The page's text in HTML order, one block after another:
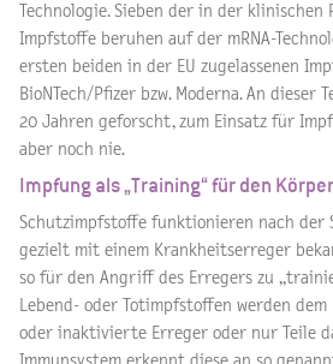
Technologie. Sieben der in der klinischen
Impfstoffe beruhen auf der mRNA-
ersten beiden in der EU zugelassenen
BioNTech/Pfizer bzw. Moderna. An dieser
20 Jahren geforscht, zum Einsatz für
aber noch nie.
Impfung als „Training“ für den Körper
Schutzimpfstoffe funktionieren nach der
gezielt mit einem Krankheitserreger
so für den Angriff des Erregers zu
Lebend- oder Totimpfstoffen werden
oder inaktivierte Erreger oder nur Teile